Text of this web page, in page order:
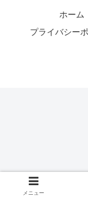
ホーム
プライバシー
メニュー